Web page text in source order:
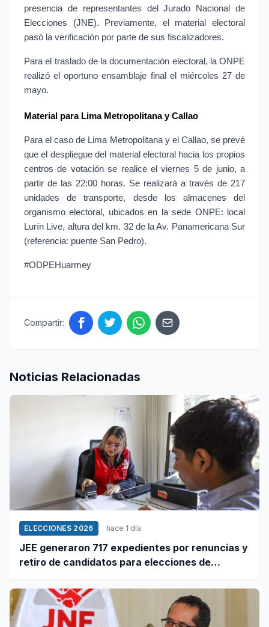
presencia de representantes del Jurado Nacional de
Elecciones (JNE). Previamente, el material electoral
pasó la verificación por parte de sus fiscalizadores.
Para el traslado de la documentación electoral, la ONPE
realizó el oportuno ensamblaje final el miércoles 27 de
mayo.
Material para Lima Metropolitana y Callao
Para el caso de Lima Metropolitana y el Callao, se prevé
que el despliegue del material electoral hacia los propios
centros de votación se realice el viernes 5 de junio, a
partir de las 22:00 horas. Se realizará a través de 217
unidades de transporte, desde los almacenes del
organismo electoral, ubicados en la sede ONPE: local
Lurín Live, altura del km. 32 de la Av. Panamericana Sur
(referencia: puente San Pedro).
#ODPEHuarmey
Compartir:
Noticias Relacionadas
ELECCIONES 2026 hace 1 día
JEE generaron 717 expedientes por renuncias y
retiro de candidatos para elecciones de